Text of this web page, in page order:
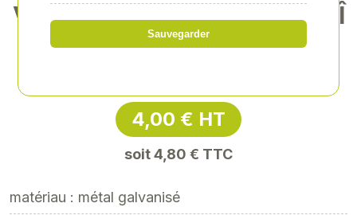
VIROLE ZINGUÉE POUR CHAÎ
NE AVEC MAILLON
4,00 € HT
soit 4,80 € TTC
matériau : métal galvanisé
Sauvegarder